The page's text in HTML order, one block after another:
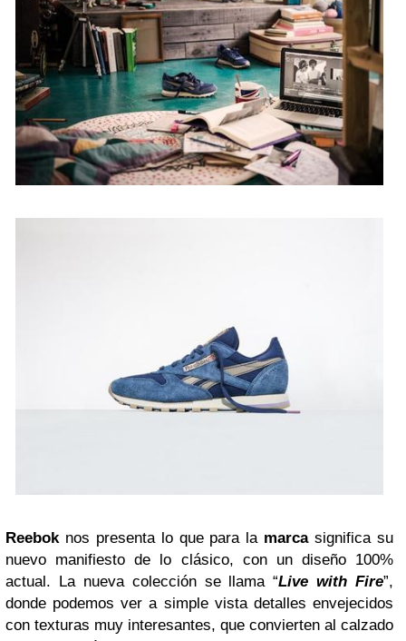
Reebok nos presenta lo que para la marcasignifica su
nuevo manifiesto de lo clásico, con un diseño 100%
actual. La nueva colección se llama “Live with Fire”,
donde podemos ver a simple vista detalles envejecidos
con texturas muy interesantes, que convierten al calzado